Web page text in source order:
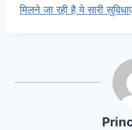
मिलने जा रही है ये सारी